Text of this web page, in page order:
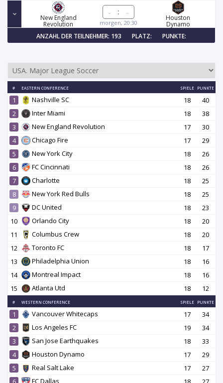
New England
Revolution
:
morgen, 20:30
Houston
Dynamo
ANZAHL DER TEILNEHMER: 193
PLATZ: PUNKTE:
# EASTERN CONFERENCE SPIELE PUNKTE
1 Nashville SC 18
40
2
Inter Miami 18
38
3
New England Revolution 17
30
4
Chicago Fire 17
29
5
New York City 18
26
6
FC Cincinnati 18
26
7
Charlotte 18
25
8
New York Red Bulls 18
25
9
DC United 18
23
10
Orlando City 18
20
11
Columbus Crew 18
20
12
Toronto FC 18
17
13
Philadelphia Union 18
16
14
Montreal Impact 18
16
15
Atlanta Utd 18 12
# WESTERN CONFERENCE SPIELE PUNKTE
1 Vancouver Whitecaps 17
34
2
Los Angeles FC 19
34
3
San Jose Earthquakes 18
33
4
Houston Dynamo 17
29
5
Real Salt Lake 17
27
FC Dallas